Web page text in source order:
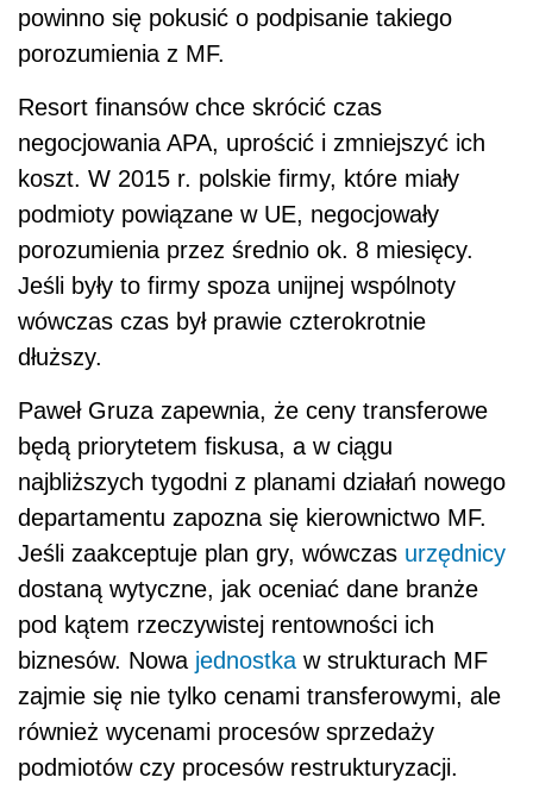
powinno się pokusić o podpisanie takiego
porozumienia z MF.
Resort finansów chce skrócić czas
negocjowania APA, uprościć i zmniejszyć ich
koszt. W 2015 r. polskie firmy, które miały
podmioty powiązane w UE, negocjowały
porozumienia przez średnio ok. 8 miesięcy.
Jeśli były to firmy spoza unijnej wspólnoty
wówczas czas był prawie czterokrotnie
dłuższy.
Paweł Gruza zapewnia, że ceny transferowe
będą priorytetem fiskusa, a w ciągu
najbliższych tygodni z planami działań nowego
departamentu zapozna się kierownictwo MF.
Jeśli zaakceptuje plan gry, wówczas urzędnicy
dostaną wytyczne, jak oceniać dane branże
pod kątem rzeczywistej rentowności ich
biznesów. Nowa jednostka w strukturach MF
zajmie się nie tylko cenami transferowymi, ale
również wycenami procesów sprzedaży
podmiotów czy procesów restrukturyzacji.